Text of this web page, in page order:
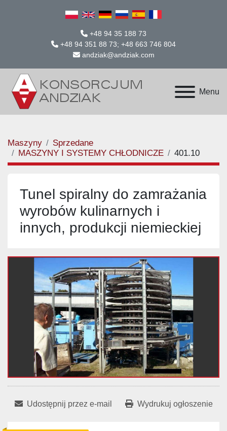
+48 94 35 188 73
+48 94 351 88 73; +48 663 746 804
andziak@andziak.com
Menu
Maszyny
Sprzedane
MASZYNY I SYSTEMY CHŁODNICZE
401.10
Tunel spiralny do zamrażania
wyrobów kulinarnych i
innych, produkcji niemieckiej
Udostępnij przez e-mail Wydrukuj ogłoszenie